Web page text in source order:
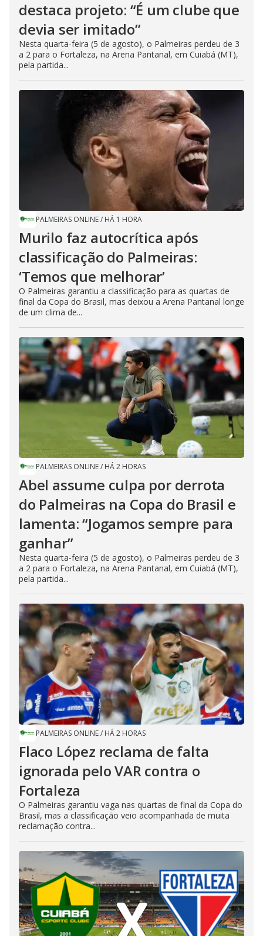
destaca projeto: “É um clube que
devia ser imitado”
Nesta quarta-feira (5 de agosto), o Palmeiras perdeu de 3
a 2 para o Fortaleza, na Arena Pantanal, em Cuiabá (MT),
pela partida...
PALMEIRAS ONLINE/ HÁ 1 HORA
Murilo faz autocrítica após
classificação do Palmeiras:
‘Temos que melhorar’
O Palmeiras garantiu a classificação para as quartas de
final da Copa do Brasil, mas deixou a Arena Pantanal longe
de um clima de...
PALMEIRAS ONLINE/ HÁ 2 HORAS
Abel assume culpa por derrota
do Palmeiras na Copa do Brasil e
lamenta: “Jogamos sempre para
ganhar”
Nesta quarta-feira (5 de agosto), o Palmeiras perdeu de 3
a 2 para o Fortaleza, na Arena Pantanal, em Cuiabá (MT),
pela partida...
PALMEIRAS ONLINE/ HÁ 2 HORAS
Flaco López reclama de falta
ignorada pelo VAR contra o
Fortaleza
O Palmeiras garantiu vaga nas quartas de final da Copa do
Brasil, mas a classificação veio acompanhada de muita
reclamação contra...